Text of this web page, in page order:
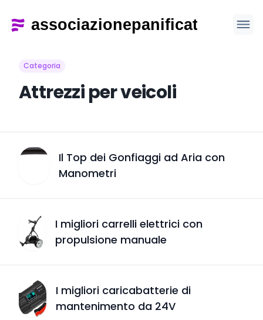
Categoria
Attrezzi per veicoli
Il Top dei Gonfiaggi ad Aria con
Manometri
I migliori carrelli elettrici con
propulsione manuale
I migliori caricabatterie di
mantenimento da 24V